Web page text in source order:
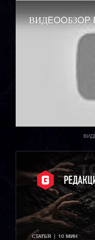
ВИДEOOБЗOP
СТАТЬЯ  |  10 МИН